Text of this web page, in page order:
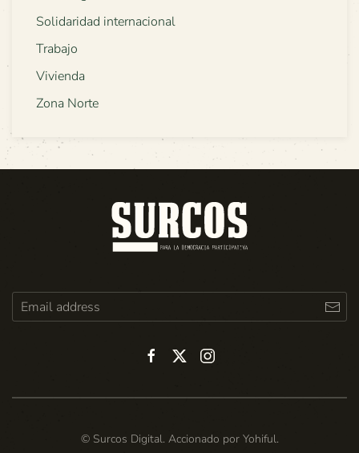
Solidaridad internacional
Trabajo
Vivienda
Zona Norte
© Surcos Digital. Accionado por Yohiful.